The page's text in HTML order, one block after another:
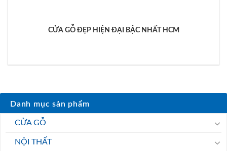
CỬA GỖ ĐẸP HIỆN ĐẠI BẬC NHẤT HCM
Danh mục sản phẩm
CỬA GỖ
NỘI THẤT